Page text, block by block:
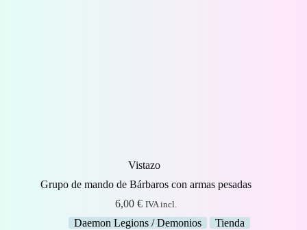
Vistazo
Grupo de mando de Bárbaros con armas pesadas
6,00 € IVA incl.
Daemon Legions / Demonios Tienda